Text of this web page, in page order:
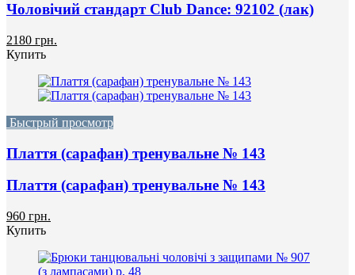
Чоловічий стандарт Club Dance: 92102 (лак)
2180 грн.
Купить
Быстрый просмотр
Плаття (сарафан) тренувальне № 143
Плаття (сарафан) тренувальне № 143
960 грн.
Купить